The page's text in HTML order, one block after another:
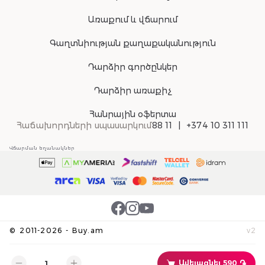
Ավելացնել 590 ֏
Առաքում և վճարում
Գաղտնիության քաղաքականություն
Դարձիր գործընկեր
Դարձիր առաքիչ
Հանրային օֆերտա
Հաճախորդների սպասարկում88 11 +374 10 311 111
© 2011-2026 - Buy.am v2
Վճարման եղանակներ